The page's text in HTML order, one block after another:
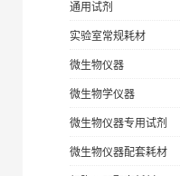
通用试剂
实验室常规耗材
微生物仪器
微生物学仪器
微生物仪器专用试剂
微生物仪器配套耗材